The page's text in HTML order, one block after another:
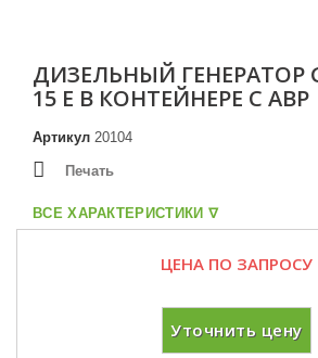
ДИЗЕЛЬНЫЙ ГЕНЕРАТОР
15 E В КОНТЕЙНЕРЕ С АВР
Артикул 20104
Печать
ВСЕ ХАРАКТЕРИСТИКИ ᐁ
ЦЕНА ПО ЗАПРОСУ
Уточнить цену